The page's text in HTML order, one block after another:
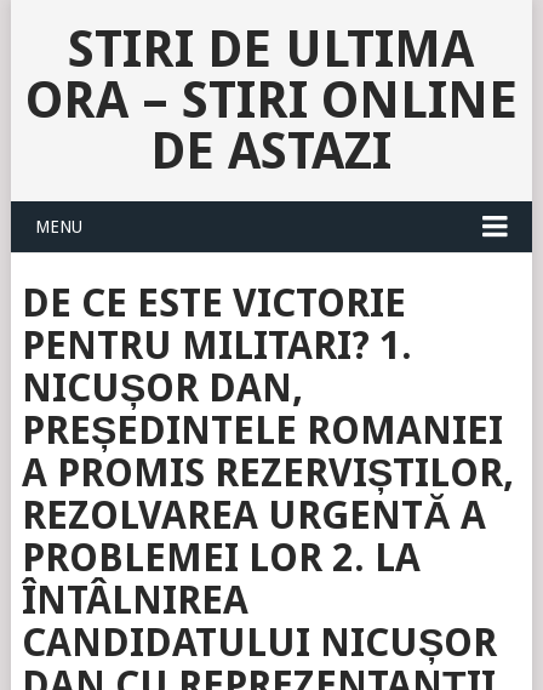
STIRI DE ULTIMA
ORA – STIRI ONLINE
DE ASTAZI
MENU
DE CE ESTE VICTORIE
PENTRU MILITARI? 1.
NICUȘOR DAN,
PREȘEDINTELE ROMANIEI
A PROMIS REZERVIȘTILOR,
REZOLVAREA URGENTĂ A
PROBLEMEI LOR 2. LA
ÎNTÂLNIREA
CANDIDATULUI NICUȘOR